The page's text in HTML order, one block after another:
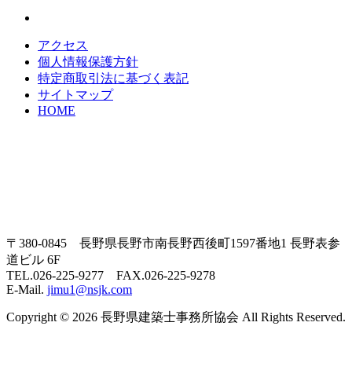
アクセス
個人情報保護方針
特定商取引法に基づく表記
サイトマップ
HOME
〒380-0845 長野県長野市南長野西後町1597番地1 長野表参
道ビル 6F
TEL.026-225-9277 FAX.026-225-9278
E-Mail. jimu1@nsjk.com
Copyright © 2026 長野県建築士事務所協会 All Rights Reserved.